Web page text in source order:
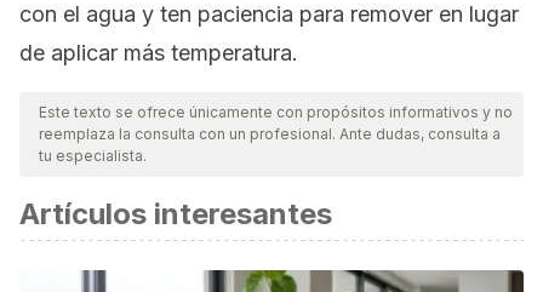
con el agua y ten paciencia para remover en lugar
de aplicar más temperatura.
Este texto se ofrece únicamente con propósitos informativos y no
reemplaza la consulta con un profesional. Ante dudas, consulta a
tu especialista.
Artículos interesantes